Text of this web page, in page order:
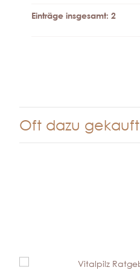
Einträge insgesamt: 2
Oft dazu gekauft